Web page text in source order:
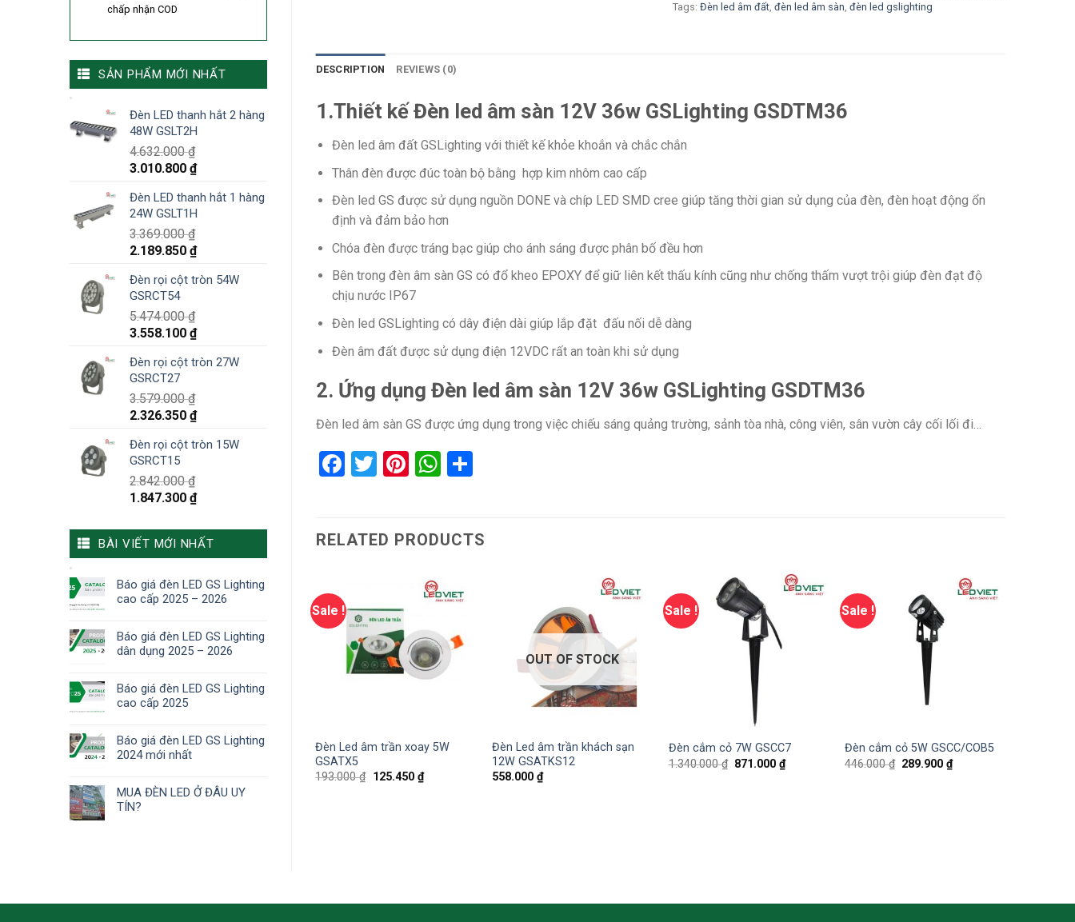
Tags: Đèn led âm đất, đèn led âm sàn, đèn led gslighting
DESCRIPTION REVIEWS (0)
1.Thiết kế Đèn led âm sàn 12V 36w GSLighting GSDTM36
Đèn led âm đất GSLighting với thiết kế khỏe khoắn và chắc chắn
Thân đèn được đúc toàn bộ bằng hợp kim nhôm cao cấp
Đèn led GS được sử dụng nguồn DONE và chíp LED SMD cree giúp tăng thời gian sử dụng của đèn, đèn hoạt động ổn
định và đảm bảo hơn
Chóa đèn được tráng bạc giúp cho ánh sáng được phân bố đều hơn
Bên trong đèn âm sàn GS có đổ kheo EPOXY để giữ liên kết thấu kính cũng như chống thấm vượt trội giúp đèn đạt độ
chịu nước IP67
Đèn led GSLighting có dây điện dài giúp lắp đặt đấu nối dễ dàng
Đèn âm đất được sử dụng điện 12VDC rất an toàn khi sử dụng
2. Ứng dụng Đèn led âm sàn 12V 36w GSLighting GSDTM36
Đèn led âm sàn GS được ứng dụng trong việc chiếu sáng quảng trường, sảnh tòa nhà, công viên, sân vườn cây cối lối đi…
Facebook
Twitter
Pinterest
WhatsApp
Share
RELATED PRODUCTS
Sale !
Đèn Led âm trần xoay 5W
GSATX5
193.000₫ 125.450 ₫
OUT OF STOCK
Đèn Led âm trần khách sạn
12W GSATKS12
558.000 ₫
Sale !
Đèn cắm cỏ 7W GSCC7
1.340.000₫ 871.000 ₫
Sale !
Đèn cắm cỏ 5W GSCC/COB5
446.000₫ 289.900₫
cỏ 9W GSCC9
OUT OF STOCK
Đèn Led âm trần khách sạn
7W GSLighting GSATKS7
chấp nhận COD
SẢN PHẨM MỚI NHẤT
Đèn LED thanh hắt 2 hàng
48W GSLT2H
4.632.000₫
3.010.800 ₫
Đèn LED thanh hắt 1 hàng
24W GSLT1H
3.369.000₫
2.189.850 ₫
Đèn rọi cột tròn 54W
GSRCT54
5.474.000₫
3.558.100 ₫
Đèn rọi cột tròn 27W
GSRCT27
3.579.000₫
2.326.350 ₫
Đèn rọi cột tròn 15W
GSRCT15
2.842.000₫
1.847.300 ₫
BÀI VIẾT MỚI NHẤT
Báo giá đèn LED GS Lighting
cao cấp 2025 – 2026
Báo giá đèn LED GS Lighting
dân dụng 2025 – 2026
Báo giá đèn LED GS Lighting
cao cấp 2025
Báo giá đèn LED GS Lighting
2024 mới nhất
MUA ĐÈN LED Ở ĐÂU UY
TÍN?